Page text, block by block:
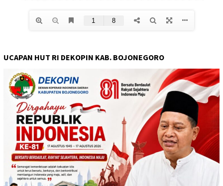
UCAPAN HUT RI DEKOPIN KAB. BOJONEGORO